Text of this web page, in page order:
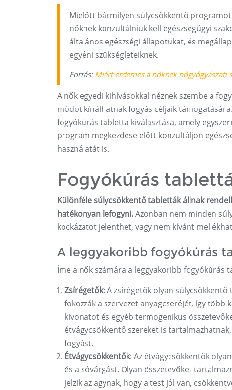
Mielőtt bármilyen súlycsökkentő
nőknek konzultálniuk kell egészségügyi
általános egészségi állapotukat, és
egyéni szükségleteiknek.
Forrás: Miért érdemes a nőknek nőgyógyászati
A nők egyedi kihívásokkal néznek szembe a
módot kínálhatnak fogyás céljaik
fogyókúrás tabletta kiválasztása, amely
program megkezdése előtt konzultáljon
használatát is.
Fogyókúrás
Különféle súlycsökkentő tabletták állnak
hatékonyan lefogyni.Azonban nem minden
kockázatot jelenthet, vagy nem kívánt
A leggyakoribb fogyókúrás
Íme a nők számára a leggyakoribb fogyókúrás
Zsírégetők: A zsírégetők olyan
fokozzák a szervezet anyagcseréjét, így
kivonatot és egyéb termogenikus
étvágycsökkentő szereket is
fogyást.
Étvágycsökkentők: Az étvágycsökkentők
és a sóvárgást. Olyan összetevőket
jelzik az agynak, hogy a test jól van,